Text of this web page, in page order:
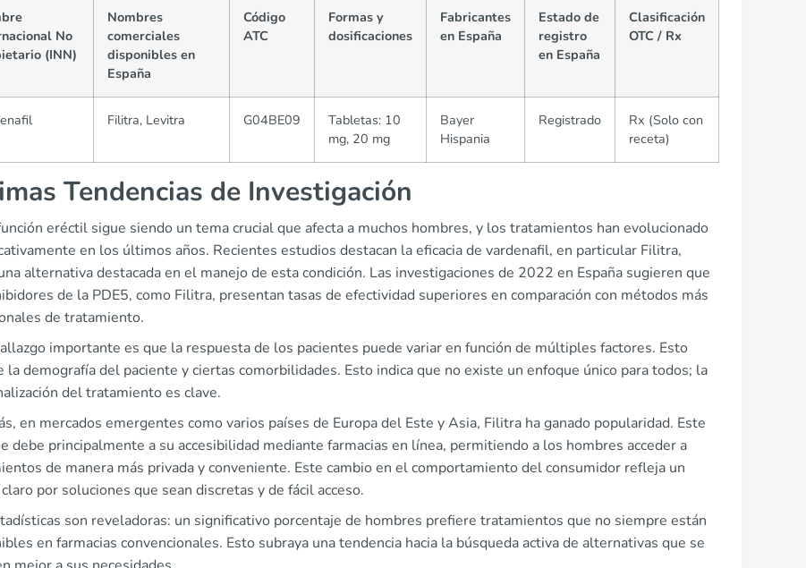
No
(INN)
Nombres
comerciales
disponibles en
España
Código
ATC
Formas y
dosificaciones
Fabricantes
en España
Estado de
registro
en España
Clasificación
OTC / Rx
Filitra, Levitra G04BE09
Tabletas: 10
mg, 20 mg
Bayer
Hispania
Registrado
Rx (Solo con
receta)
Tendencias de Investigación
eréctil sigue siendo un tema crucial que afecta a muchos hombres, y los tratamientos han evolucionado
en los últimos años. Recientes estudios destacan la eficacia de vardenafil, en particular Filitra,
alternativa destacada en el manejo de esta condición. Las investigaciones de 2022 en España sugieren que
de la PDE5, como Filitra, presentan tasas de efectividad superiores en comparación con métodos más
de tratamiento.
importante es que la respuesta de los pacientes puede variar en función de múltiples factores. Esto
la demografía del paciente y ciertas comorbilidades. Esto indica que no existe un enfoque único para todos; la
del tratamiento es clave.
en mercados emergentes como varios países de Europa del Este y Asia, Filitra ha ganado popularidad. Este
debe principalmente a su accesibilidad mediante farmacias en línea, permitiendo a los hombres acceder a
de manera más privada y conveniente. Este cambio en el comportamiento del consumidor refleja un
por soluciones que sean discretas y de fácil acceso.
son reveladoras: un significativo porcentaje de hombres prefiere tratamientos que no siempre están
en farmacias convencionales. Esto subraya una tendencia hacia la búsqueda activa de alternativas que se